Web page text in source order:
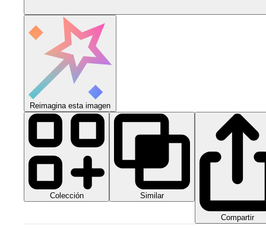
Reimagina esta imagen
Colección Similar
Compartir